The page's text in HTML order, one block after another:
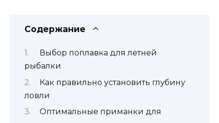
Содержание
Выбор поплавка для летней
рыбалки
Как правильно установить глубину
ловли
Оптимальные приманки для